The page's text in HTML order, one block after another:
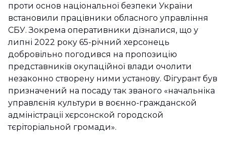
проти основ національної безпеки України
встановили працівники обласного управління
СБУ. Зокрема оперативники дізналися, що у
липні 2022 року 65-річний херсонець
добровільно погодився на пропозицію
представників окупаційної влади очолити
незаконно створену ними установу. Фігурант був
призначений на посаду так званого «начальніка
управлєнія культури в воєнно-гражданской
адміністраціі хєрсонской городской
тєріторіальной громади».